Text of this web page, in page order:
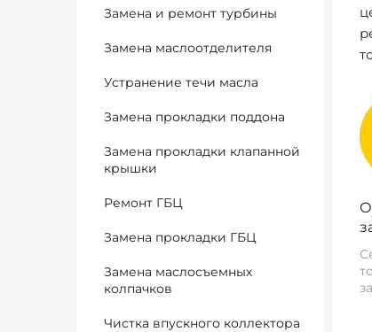
Замена и ремонт турбины
Замена маслоотделителя
Устранение течи масла
Замена прокладки поддона
Замена прокладки клапанной
крышки
Ремонт ГБЦ
Замена прокладки ГБЦ
Замена маслосъемных
колпачков
Чистка впускного коллектора